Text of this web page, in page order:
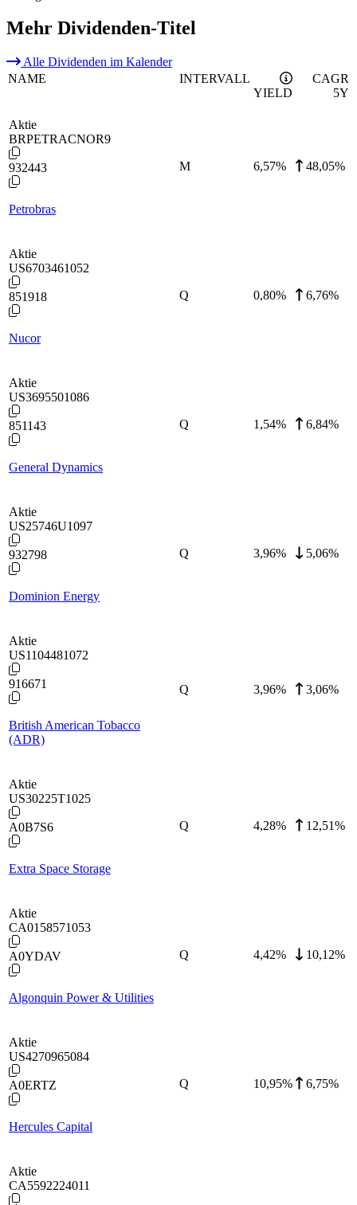
Mehr Dividenden-Titel
Alle Dividenden im Kalender
NAME
INTERVALL
YIELD
CAGR
5Y
Aktie
BRPETRACNOR9
932443
Petrobras
M 6,57% 48,05%
Aktie
US6703461052
851918
Nucor
Q 0,80% 6,76%
Aktie
US3695501086
851143
General Dynamics
Q 1,54% 6,84%
Aktie
US25746U1097
932798
Dominion Energy
Q 3,96% 5,06%
Aktie
US1104481072
916671
British American Tobacco
(ADR)
Q 3,96% 3,06%
Aktie
US30225T1025
A0B7S6
Extra Space Storage
Q 4,28% 12,51%
Aktie
CA0158571053
A0YDAV
Algonquin Power & Utilities
Q 4,42% 10,12%
Aktie
US4270965084
A0ERTZ
Hercules Capital
Q 10,95% 6,75%
Aktie
CA5592224011